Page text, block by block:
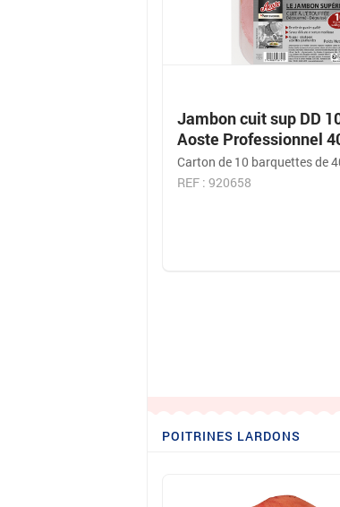
Jambon cuit sup DD
Aoste Professionnel
Carton de 10 barquettes de
REF : 920658
POITRINES LARDONS